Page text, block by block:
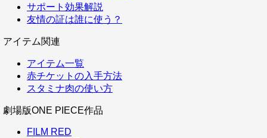
サポート効果解説
友情の証は誰に使う？
アイテム関連
アイテム一覧
赤チケットの入手方法
スタミナ肉の使い方
劇場版ONE PIECE作品
FILM RED